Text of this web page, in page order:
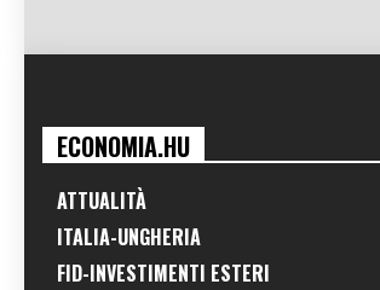
ECONOMIA.HU
ATTUALITÀ
ITALIA-UNGHERIA
FID-INVESTIMENTI ESTERI